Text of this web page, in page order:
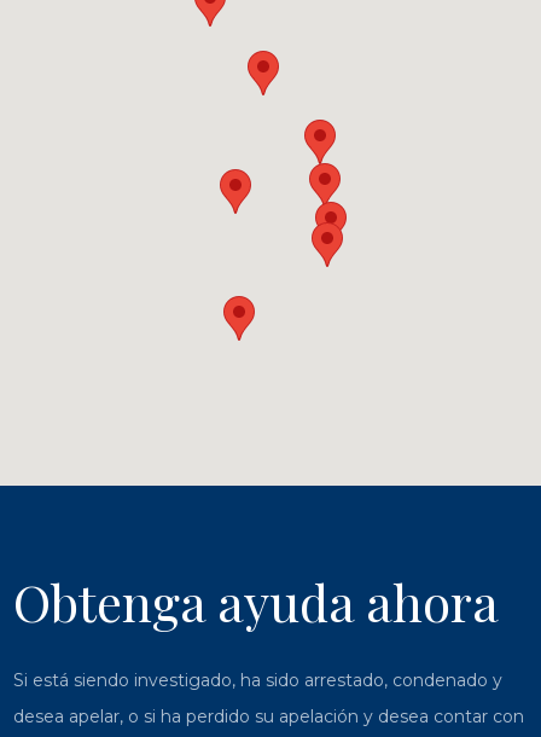
Obtenga ayuda ahora
Si está siendo investigado, ha sido arrestado, condenado y
desea apelar, o si ha perdido su apelación y desea contar con